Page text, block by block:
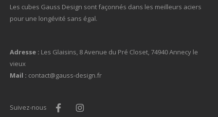
Les cubes Gauss Design sont façonnés dans les meilleurs aciers
pour une longévité sans égal.
Adresse : Les Glaisins, 8 Avenue du Pré Closet, 74940 Annecy le
vieux
Mail : contact@gauss-design.fr
Suivez-nous